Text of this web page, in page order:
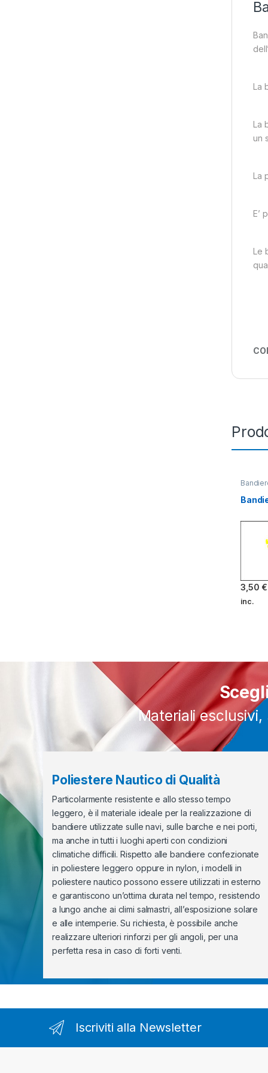
La
La
un
La
E’
Le
3,50 €
inc.
Materiali
Poliestere Nautico di Qualità
Particolarmente resistente e allo stesso tempo
leggero, è il materiale ideale per la realizzazione di
bandiere utilizzate sulle navi, sulle barche e nei porti,
ma anche in tutti i luoghi aperti con condizioni
climatiche difficili. Rispetto alle bandiere confezionate
in poliestere leggero oppure in nylon, i modelli in
poliestere nautico possono essere utilizzati in esterno
e garantiscono un’ottima durata nel tempo, resistendo
a lungo anche ai climi salmastri, all’esposizione solare
e alle intemperie. Su richiesta, è possibile anche
realizzare ulteriori rinforzi per gli angoli, per una
perfetta resa in caso di forti venti.
Iscriviti alla Newsletter